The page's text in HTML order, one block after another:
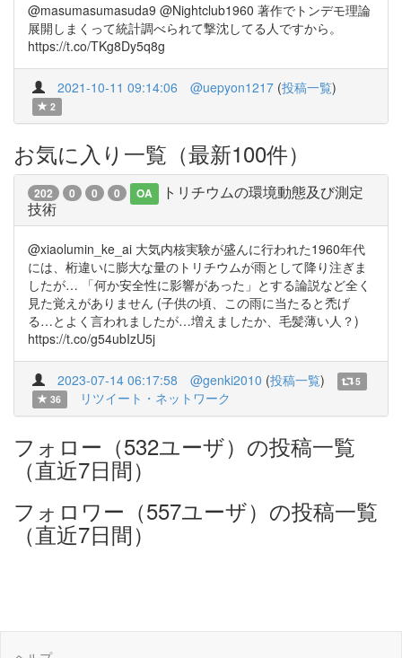
@masumasumasuda9 @Nightclub1960 著作でトンデモ理論
展開しまくって統計調べられて撃沈してる人ですから。
https://t.co/TKg8Dy5q8g
2021-10-11 09:14:06 @uepyon1217 (投稿一覧)
2
お気に入り一覧（最新100件）
202 0 0 0 OA
トリチウムの環境動態及び測定
技術
@xiaolumin_ke_ai 大気内核実験が盛んに行われた1960年代
には、桁違いに膨大な量のトリチウムが雨として降り注ぎま
したが… 「何か安全性に影響があった」とする論説など全く
見た覚えがありません (子供の頃、この雨に当たると禿げ
る…とよく言われましたが…増えましたか、毛髪薄い人？)
https://t.co/g54ubIzU5j
2023-07-14 06:17:58 @genki2010 (投稿一覧)
5
36
リツイート・ネットワーク
フォロー（532ユーザ）の投稿一覧
（直近7日間）
フォロワー（557ユーザ）の投稿一覧
（直近7日間）